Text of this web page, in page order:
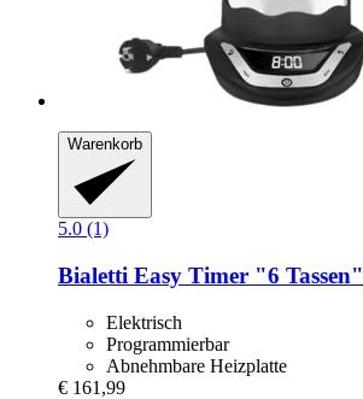
Warenkorb
5.0 (1)
Bialetti Easy Timer "6 Tassen"
Elektrisch
Programmierbar
Abnehmbare Heizplatte
€ 161,99